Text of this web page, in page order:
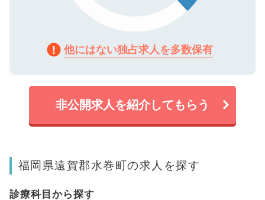
他にはない独占求人を多数保有
非公開求人を紹介してもらう
福岡県遠賀郡水巻町の求人を探す
診療科目から探す